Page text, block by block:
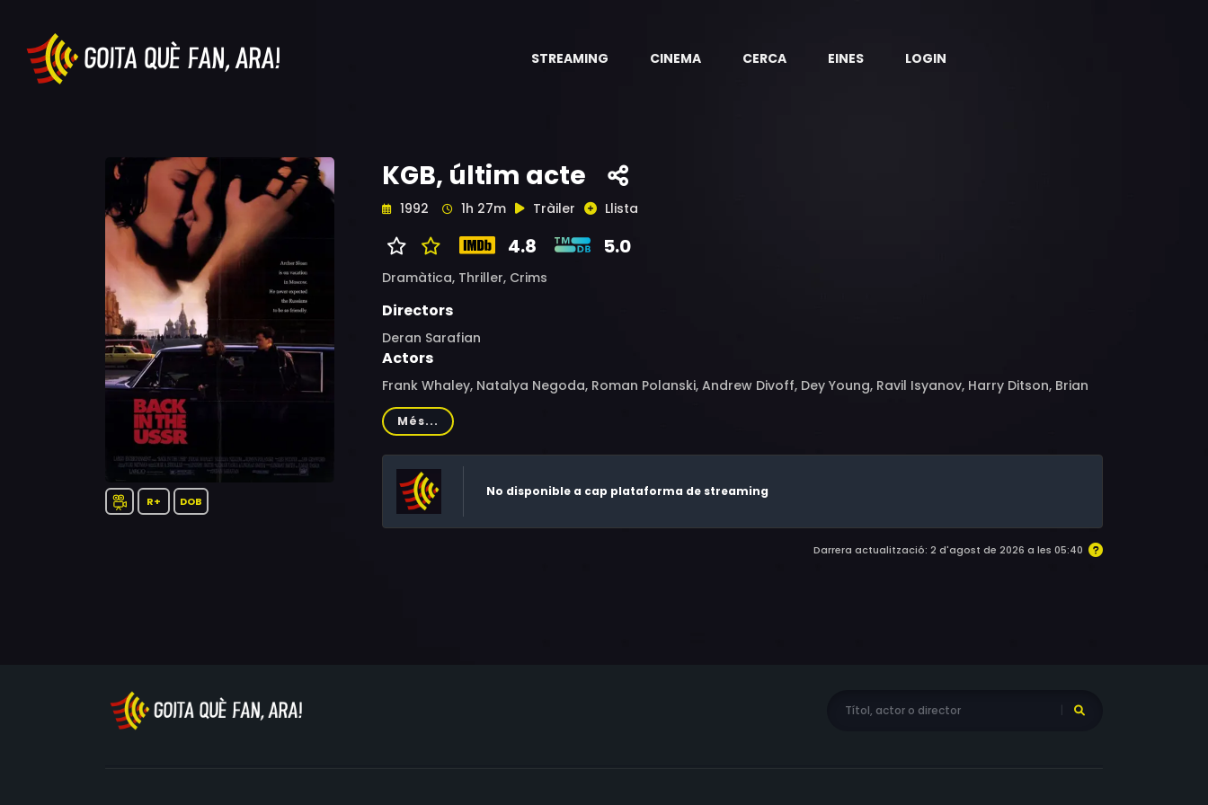
STREAMING CINEMA CERCA EINES LOGIN
R+ DOB
KGB, últim acte
1992 1h 27m Tràiler Llista
4.8 5.0
Dramàtica, Thriller, Crims
Directors
Deran Sarafian
Actors
Frank Whaley, Natalya Negoda, Roman Polanski, Andrew Divoff, Dey Young, Ravil Isyanov, Harry Ditson, Brian
Blessed, Constantine Gregory, Alexey Yevdokimov, Boris Romanov, Vsevolod Safonov, Yuriy Sarantsev, Oleg
Anofriev, Nikolai Averyushkin, Vladimir Druzhnikov, Rita Gladunko, Igor Klass, Irina Malysheva
Més...
No disponible a cap plataforma de streaming
Darrera actualització: 2 d'agost de 2026 a les 05:40